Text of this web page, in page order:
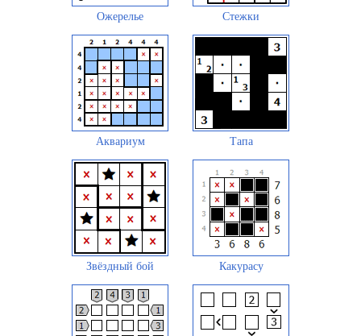
Ожерелье Стежки
Аквариум Тапа
Звёздный бой Какурасу